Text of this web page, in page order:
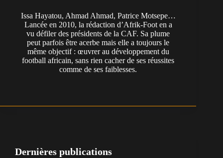
Issa Hayatou, Ahmad Ahmad, Patrice Motsepe…
Lancée en 2010, la rédaction d’Afrik-Foot en a
vu défiler des présidents de la CAF. Sa plume
peut parfois être acerbe mais elle a toujours le
même objectif : œuvrer au développement du
football africain, sans rien cacher de ses réussites
comme de ses faiblesses.
Dernières publications